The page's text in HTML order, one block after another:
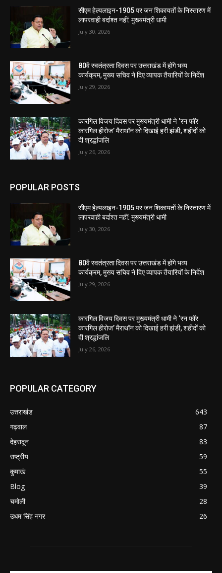
सीएम हेल्पलाइन-1905 पर जन शिकायतों के निस्तारण में
लापरवाही बर्दाश्त नहीं: मुख्यमंत्री धामी
July 30, 2026
80वें स्वतंत्रता दिवस पर उत्तराखंड में होंगे भव्य
कार्यक्रम, मुख्य सचिव ने दिए व्यापक तैयारियों के निर्देश
July 29, 2026
कारगिल विजय दिवस पर मुख्यमंत्री धामी ने ‘रन फॉर
कारगिल हीरोज’ मैराथॉन को दिखाई हरी झंडी, शहीदों को
दी श्रद्धांजलि
July 26, 2026
POPULAR POSTS
सीएम हेल्पलाइन-1905 पर जन शिकायतों के निस्तारण में
लापरवाही बर्दाश्त नहीं: मुख्यमंत्री धामी
July 30, 2026
80वें स्वतंत्रता दिवस पर उत्तराखंड में होंगे भव्य
कार्यक्रम, मुख्य सचिव ने दिए व्यापक तैयारियों के निर्देश
July 29, 2026
कारगिल विजय दिवस पर मुख्यमंत्री धामी ने ‘रन फॉर
कारगिल हीरोज’ मैराथॉन को दिखाई हरी झंडी, शहीदों को
दी श्रद्धांजलि
July 26, 2026
POPULAR CATEGORY
उत्तराखंड
643
गढ़वाल
87
देहरादून
83
राष्ट्रीय
59
कुमाऊं
55
Blog
39
चमोली
28
उधम सिंह नगर
26